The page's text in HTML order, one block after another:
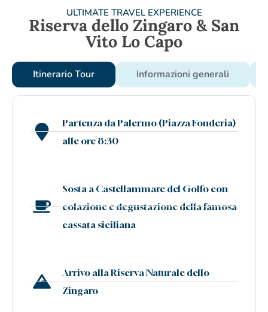
ULTIMATE TRAVEL EXPERIENCE
Riserva dello Zingaro & San
Vito Lo Capo
Itinerario Tour Informazioni generali
Partenza da Palermo (Piazza Fonderia)
alle ore 8:30
Sosta a Castellammare del Golfo con
colazione e degustazione della famosa
cassata siciliana
Arrivo alla Riserva Naturale dello
Zingaro